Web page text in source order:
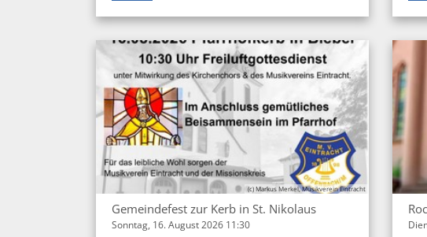
(c) Markus Merkel, Musikverein Eintracht
Gemeindefest zur Kerb in St. Nikolaus
Sonntag, 16. August 2026 11:30